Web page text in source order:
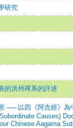
研究
的洪州禪系的評述
── 以四《阿含經》為
Causes)
Chinese Aagama